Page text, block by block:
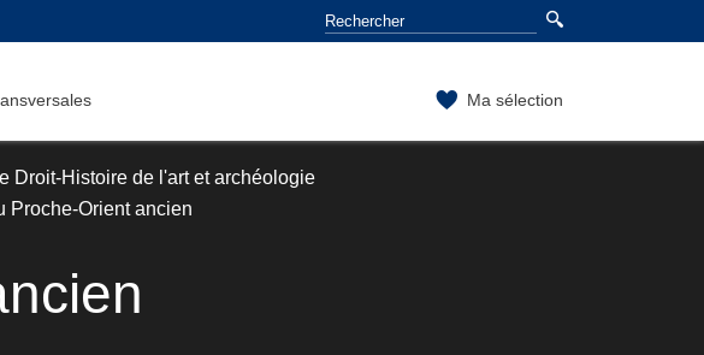
Ma sélection
Droit-Histoire de l'art et archéologie
Proche-Orient ancien